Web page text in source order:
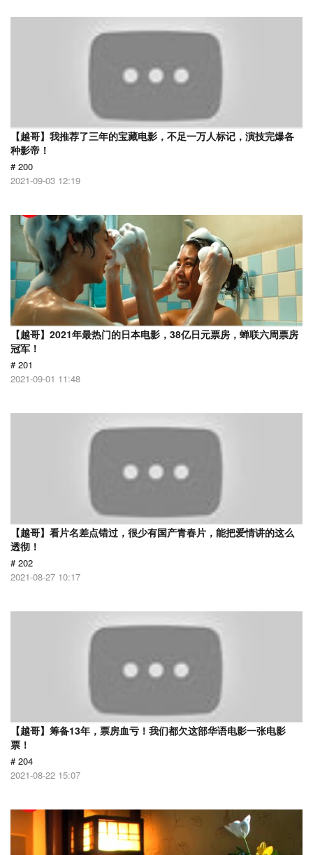
【越哥】我推荐了三年的宝藏电影，不足一万人标记，演技完爆各
种影帝！
# 200
2021-09-03 12:19
【越哥】2021年最热门的日本电影，38亿日元票房，蝉联六周票房
冠军！
# 201
2021-09-01 11:48
【越哥】看片名差点错过，很少有国产青春片，能把爱情讲的这么
透彻！
# 202
2021-08-27 10:17
【越哥】筹备13年，票房血亏！我们都欠这部华语电影一张电影
票！
# 204
2021-08-22 15:07